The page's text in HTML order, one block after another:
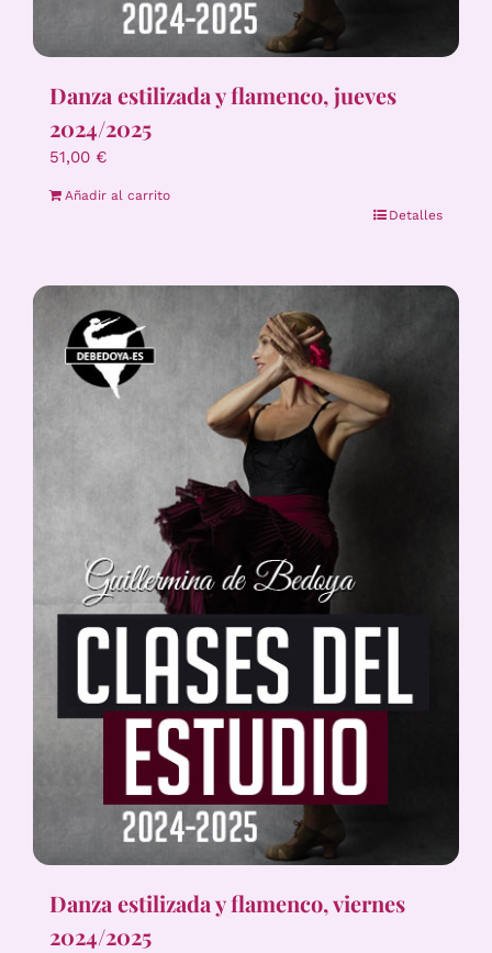
Danza estilizada y flamenco, jueves
2024/2025
51,00 €
Añadir al carrito
Detalles
Danza estilizada y flamenco, viernes
2024/2025